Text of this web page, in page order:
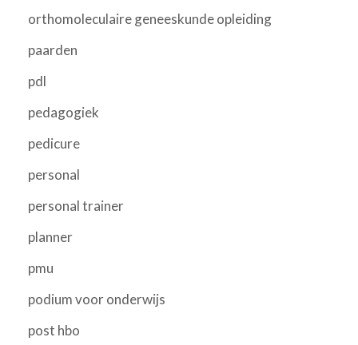
orthomoleculaire geneeskunde opleiding
paarden
pdl
pedagogiek
pedicure
personal
personal trainer
planner
pmu
podium voor onderwijs
post hbo